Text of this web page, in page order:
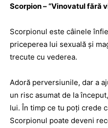
Scorpion – “Vinovatul fără
Scorpionul este câinele
priceperea lui sexuală şi
trecute cu vederea.
Adoră perversiunile, dar a
un risc asumat de la
lui. În timp ce tu poţi crede
Scorpionul poate deveni